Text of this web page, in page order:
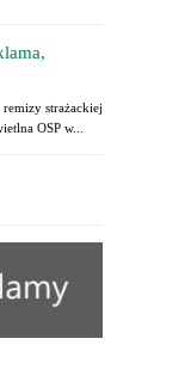
strażackiej
OSP w...